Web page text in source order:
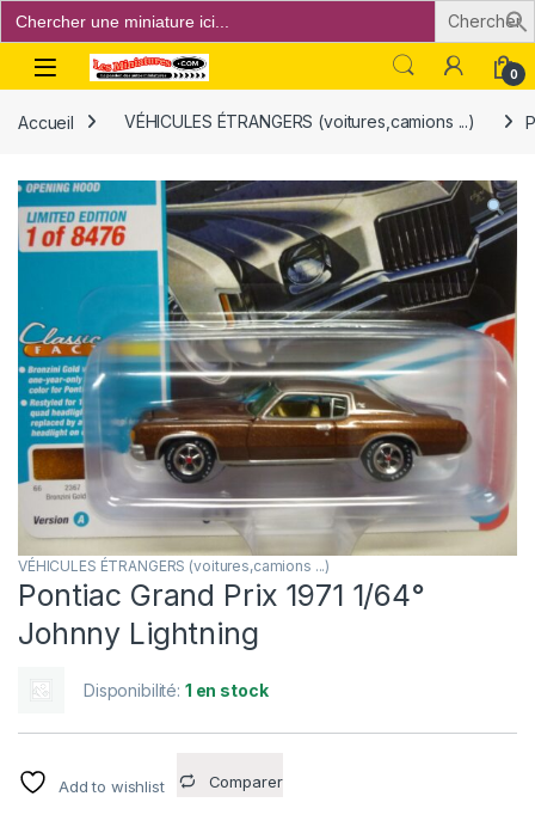
Search
for:
Open 0
Accueil VÉHICULES ÉTRANGERS (voitures,camions ...)
VÉHICULES ÉTRANGERS (voitures,camions ...)
Pontiac Grand Prix 1971 1/64°
Johnny Lightning
Disponibilité: 1 en stock
Add to wishlist Comparer